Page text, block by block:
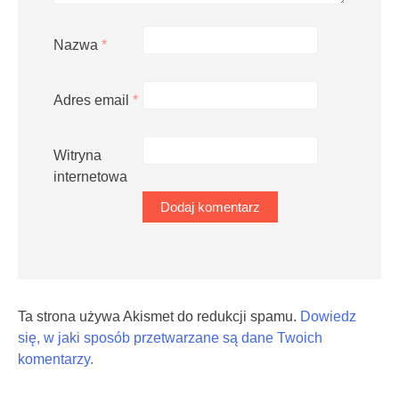
Nazwa *
Adres email *
Witryna
internetowa
Ta strona używa Akismet do redukcji spamu. Dowiedz
się, w jaki sposób przetwarzane są dane Twoich
komentarzy.